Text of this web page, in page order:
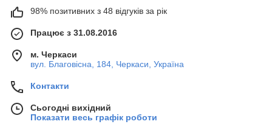
98% позитивних з 48 відгуків за рік
Працює з 31.08.2016
м. Черкаси
вул. Благовісна, 184, Черкаси, Україна
Контакти
Сьогодні вихідний
Показати весь графік роботи